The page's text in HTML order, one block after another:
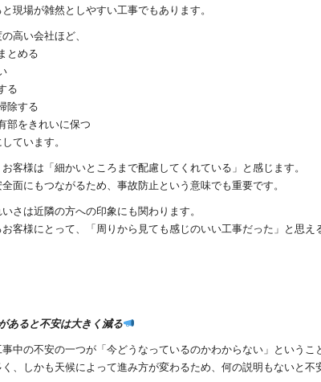
現場が雑然としやすい工事でもあります。
高い会社ほど、
とめる
る
除する
部をきれいに保つ
ています。
客様は「細かいところまで配慮してくれている」と感じます。
面にもつながるため、事故防止という意味でも重要です。
さは近隣の方への印象にも関わります。
客様にとって、「周りから見ても感じのいい工事だった」と思え
あると不安は大きく減る
中の不安の一つが「今どうなっているのかわからない」というこ
、しかも天候によって進み方が変わるため、何の説明もないと不